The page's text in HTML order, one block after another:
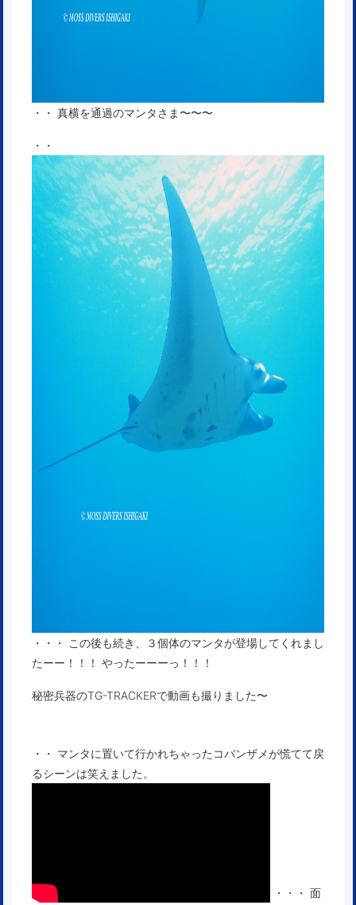
・・ 真横を通過のマンタさま〜〜〜
・・
・・・ この後も続き、３個体のマンタが登場してくれまし
たーー！！！ やったーーーっ！！！
秘密兵器のTG-TRACKERで動画も撮りました〜
・・ マンタに置いて行かれちゃったコバンザメが慌てて戻
るシーンは笑えました。
・・・ 面